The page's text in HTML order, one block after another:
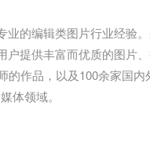
的编辑类图片行业经验
户提供丰富而优质的图片
作品，以及100余家国
体领域。